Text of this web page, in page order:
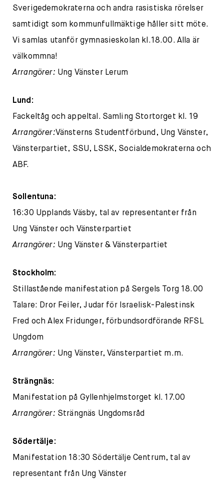
Sverigedemokraterna och andra rasistiska rörelser
samtidigt som kommunfullmäktige håller sitt möte.
Vi samlas utanför gymnasieskolan kl.18.00. Alla är
välkommna!
Arrangörer: Ung Vänster Lerum
Lund:
Fackeltåg och appeltal. Samling Stortorget kl. 19
Arrangörer:Vänsterns Studentförbund, Ung Vänster,
Vänsterpartiet, SSU, LSSK, Socialdemokraterna och
ABF.
Sollentuna:
16:30 Upplands Väsby, tal av representanter från
Ung Vänster och Vänsterpartiet
Arrangörer: Ung Vänster & Vänsterpartiet
Stockholm:
Stillastående manifestation på Sergels Torg 18.00
Talare: Dror Feiler, Judar för Israelisk-Palestinsk
Fred och Alex Fridunger, förbundsordförande RFSL
Ungdom
Arrangörer: Ung Vänster, Vänsterpartiet m.m.
Strängnäs:
Manifestation på Gyllenhjelmstorget kl. 17.00
Arrangörer: Strängnäs Ungdomsråd
Södertälje:
Manifestation 18:30 Södertälje Centrum, tal av
representant från Ung Vänster